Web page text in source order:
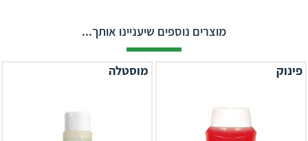
מוצרים נוספים שיעניינו אותך...
פינוק מוסטלה